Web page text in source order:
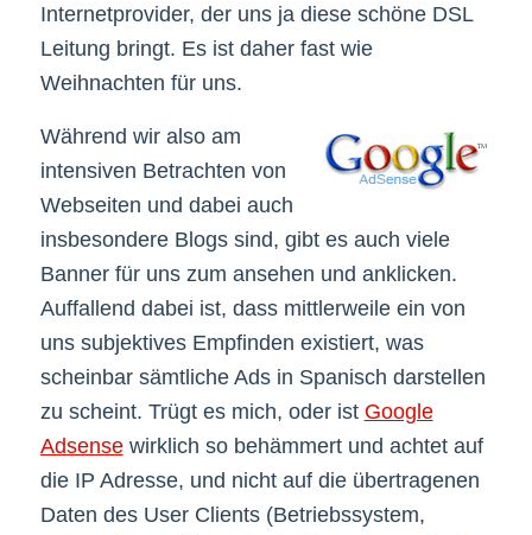
Internetprovider, der uns ja diese schöne DSL
Leitung bringt. Es ist daher fast wie
Weihnachten für uns.
Während wir also am
intensiven Betrachten von
Webseiten und dabei auch
insbesondere Blogs sind, gibt es auch viele
Banner für uns zum ansehen und anklicken.
Auffallend dabei ist, dass mittlerweile ein von
uns subjektives Empfinden existiert, was
scheinbar sämtliche Ads in Spanisch darstellen
zu scheint. Trügt es mich, oder ist Google
Adsensewirklich so behämmert und achtet auf
die IP Adresse, und nicht auf die übertragenen
Daten des User Clients (Betriebssystem,